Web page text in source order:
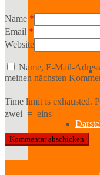
Name *
Email *
Website
Name, E-Mail-
meinen nächsten
Time limit is exhausted.
zwei = eins